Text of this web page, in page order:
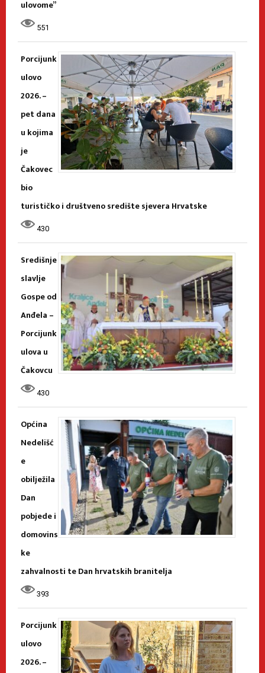
ulovome”
551
Porcijunk
ulovo
2026. –
pet dana
u kojima
je
Čakovec
bio
turističko i društveno središte sjevera Hrvatske
430
Središnje
slavlje
Gospe od
Anđela –
Porcijunk
ulova u
Čakovcu
430
Općina
Nedelišć
e
obilježila
Dan
pobjede i
domovins
ke
zahvalnosti te Dan hrvatskih branitelja
393
Porcijunk
ulovo
2026. –